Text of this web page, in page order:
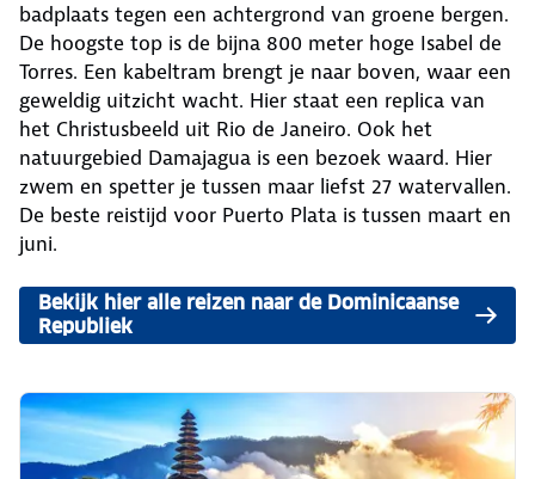
badplaats tegen een achtergrond van groene bergen.
De hoogste top is de bijna 800 meter hoge Isabel de
Torres. Een kabeltram brengt je naar boven, waar een
geweldig uitzicht wacht. Hier staat een replica van
het Christusbeeld uit Rio de Janeiro. Ook het
natuurgebied Damajagua is een bezoek waard. Hier
zwem en spetter je tussen maar liefst 27 watervallen.
De beste reistijd voor Puerto Plata is tussen maart en
juni.
Bekijk hier alle reizen naar de Dominicaanse
Republiek